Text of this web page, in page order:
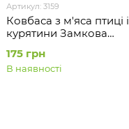
Артикул: 3159
Ковбаса з м'яса птиці і
курятини Замкова
сирокопчена першого
гатунку
175 грн
В наявності